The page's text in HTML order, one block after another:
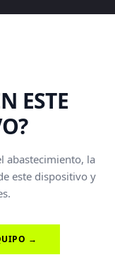
ESTE
abastecimiento, la
este dispositivo y
→